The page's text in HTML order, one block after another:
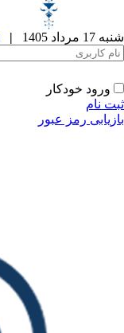
شنبه 17 مرداد 1405 |
ورود خودکار
ثبت نام
بازیابی رمز عبور